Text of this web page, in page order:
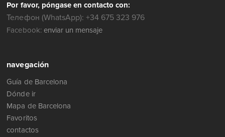
Por favor, póngase en contacto con:
Телефон (WhatsApp): +34 675 323 976
Facebook: enviar un mensaje
navegación
Guía de Barcelona
Dónde ir
Mapa de Barcelona
Favoritos
contactos